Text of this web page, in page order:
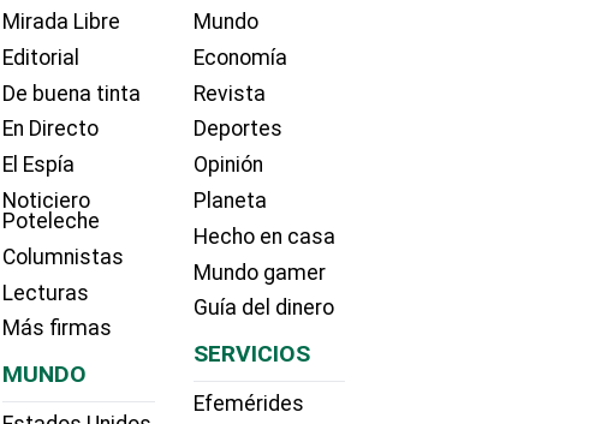
Mirada Libre
Editorial
De buena tinta
En Directo
El Espía
Noticiero
Poteleche
Columnistas
Lecturas
Más firmas
MUNDO
Mundo
Economía
Revista
Deportes
Opinión
Planeta
Hecho en casa
Mundo gamer
Guía del dinero
SERVICIOS
Efemérides